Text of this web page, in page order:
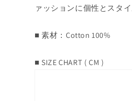
ァッションに個性とスタ
■ 素材：Cotton 100%
■ SIZE CHART ( CM )